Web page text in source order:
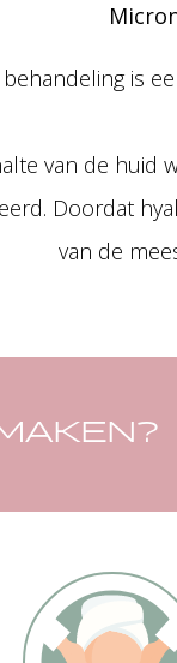
is
van de huid
Doordat
van de